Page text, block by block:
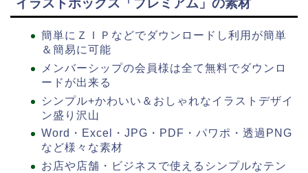
イラストボックス「プレミアム」の素材
簡単にＺＩＰなどでダウンロードし利用が簡単
＆簡易に可能
メンバーシップの会員様は全て無料でダウンロ
ードが出来る
シンプル+かわいい＆おしゃれなイラストデザイ
ン盛り沢山
Word・Excel・JPG・PDF・パワポ・透過PNG
など様々な素材
お店や店舗・ビジネスで使えるシンプルなテン